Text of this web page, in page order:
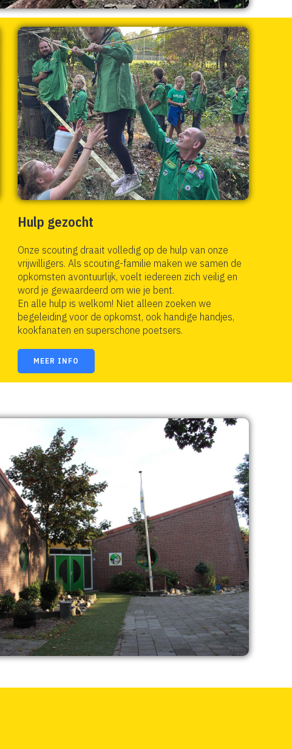
Hulp gezocht
Onze scouting draait volledig op de hulp van onze
vrijwilligers. Als scouting-familie maken we samen de
opkomsten avontuurlijk, voelt iedereen zich veilig en
word je gewaardeerd om wie je bent.
En alle hulp is welkom! Niet alleen zoeken we
begeleiding voor de opkomst, ook handige handjes,
kookfanaten en superschone poetsers.
MEER INFO